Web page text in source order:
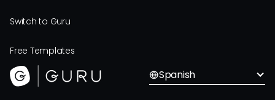
Switch to Guru
Free Templates
Spanish